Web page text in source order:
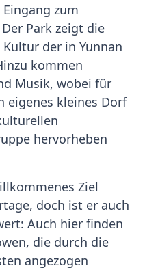
zum
Park zeigt die
der in Yunnan
kommen
Musik, wobei für
eigenes kleines Dorf
hervorheben
Ziel
doch ist er auch
Auch hier finden
die durch die
angezogen